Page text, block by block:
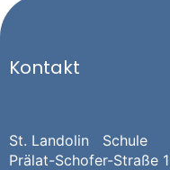
Kontakt
St. Landolin Schule
Prälat-Schofer-Straße 1